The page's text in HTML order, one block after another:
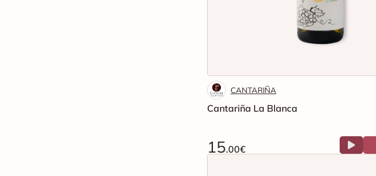
CANTARIÑA
Cantariña La Blanca
15.00€